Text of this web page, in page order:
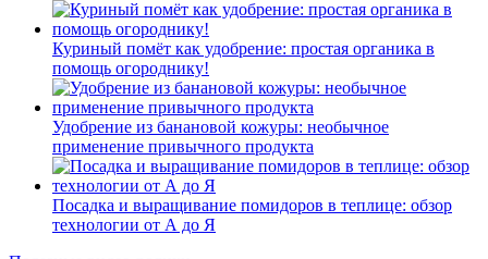
Куриный помёт как удобрение: простая органика в
помощь огороднику!
Удобрение из банановой кожуры: необычное
применение привычного продукта
Посадка и выращивание помидоров в теплице: обзор
технологии от А до Я